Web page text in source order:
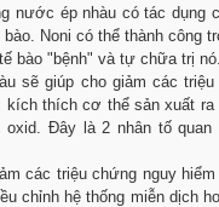
nước ép nhàu có tác dụng
Noni có thể thành công
bào "bệnh" và tự chữa trị nó.
sẽ giúp cho giảm các
kích thích cơ thể sản xuất ra
Đây là 2 nhân tố quan
các triệu chứng nguy hiểm
chỉnh hệ thống miễn dịch